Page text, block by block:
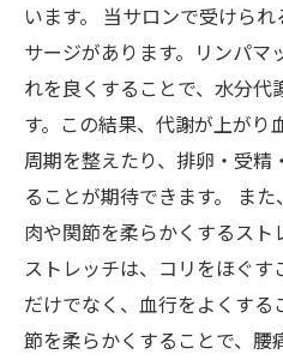
います。 当サロンで受けら
サージがあります。リンパ
れを良くすることで、水分代
す。この結果、代謝が上がり
周期を整えたり、排卵・受
ることが期待できます。 ま
肉や関節を柔らかくするスト
ストレッチは、コリをほぐ
だけでなく、血行をよくする
節を柔らかくすることで、腰